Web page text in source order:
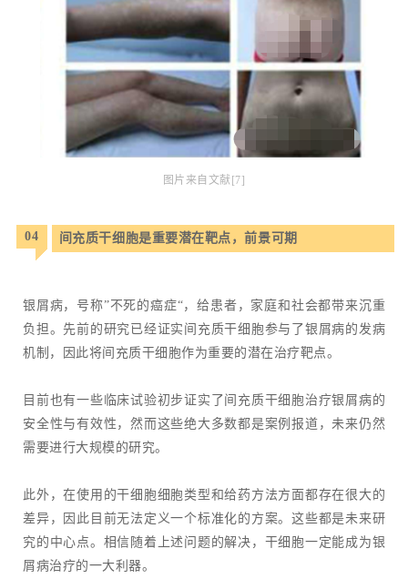
图片来自文献[7]
04 间充质干细胞是重要潜在靶点，前景可期
银屑病，号称”不死的癌症“，给患者，家庭和社会都带来沉重
负担。先前的研究已经证实间充质干细胞参与了银屑病的发病
机制，因此将间充质干细胞作为重要的潜在治疗靶点。
目前也有一些临床试验初步证实了间充质干细胞治疗银屑病的
安全性与有效性，然而这些绝大多数都是案例报道，未来仍然
需要进行大规模的研究。
此外，在使用的干细胞细胞类型和给药方法方面都存在很大的
差异，因此目前无法定义一个标准化的方案。这些都是未来研
究的中心点。相信随着上述问题的解决，干细胞一定能成为银
屑病治疗的一大利器。